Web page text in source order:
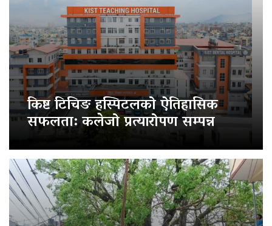
किष्ट टिचिङ हस्पिटलको ऐतिहासिक
सफलता: कलेजो प्रत्यारोपण सम्पन्न